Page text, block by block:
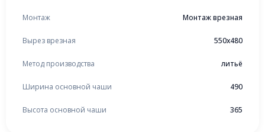
Монтаж Монтаж врезная
Вырез врезная 550x480
Метод производства литьё
Ширина основной чаши 490
Высота основной чаши 365